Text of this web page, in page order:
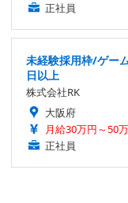
正社員
未経験採用枠/ゲー
日以上
株式会社RK
大阪府
月給30万円～50
正社員